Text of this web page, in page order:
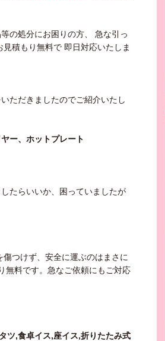
の処分にお困りの方、 急な引っ
積もり無料で 即日対応いたしま
ただきましたのでご紹介いたし
ー、ホットプレート
たらいいか、困っていましたが
つけず、安全に運ぶのはまさに
無料です。急なご依頼にもご対応
ツ,食卓イス,座イス,折りたたみ式